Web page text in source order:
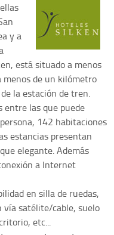
y a
está situado a menos
de un kilómetro
la estación de tren.
entre las que puede
142 habitaciones
estancias presentan
elegante. Además
a Internet
en silla de ruedas,
vía satélite/cable, suelo
etc...